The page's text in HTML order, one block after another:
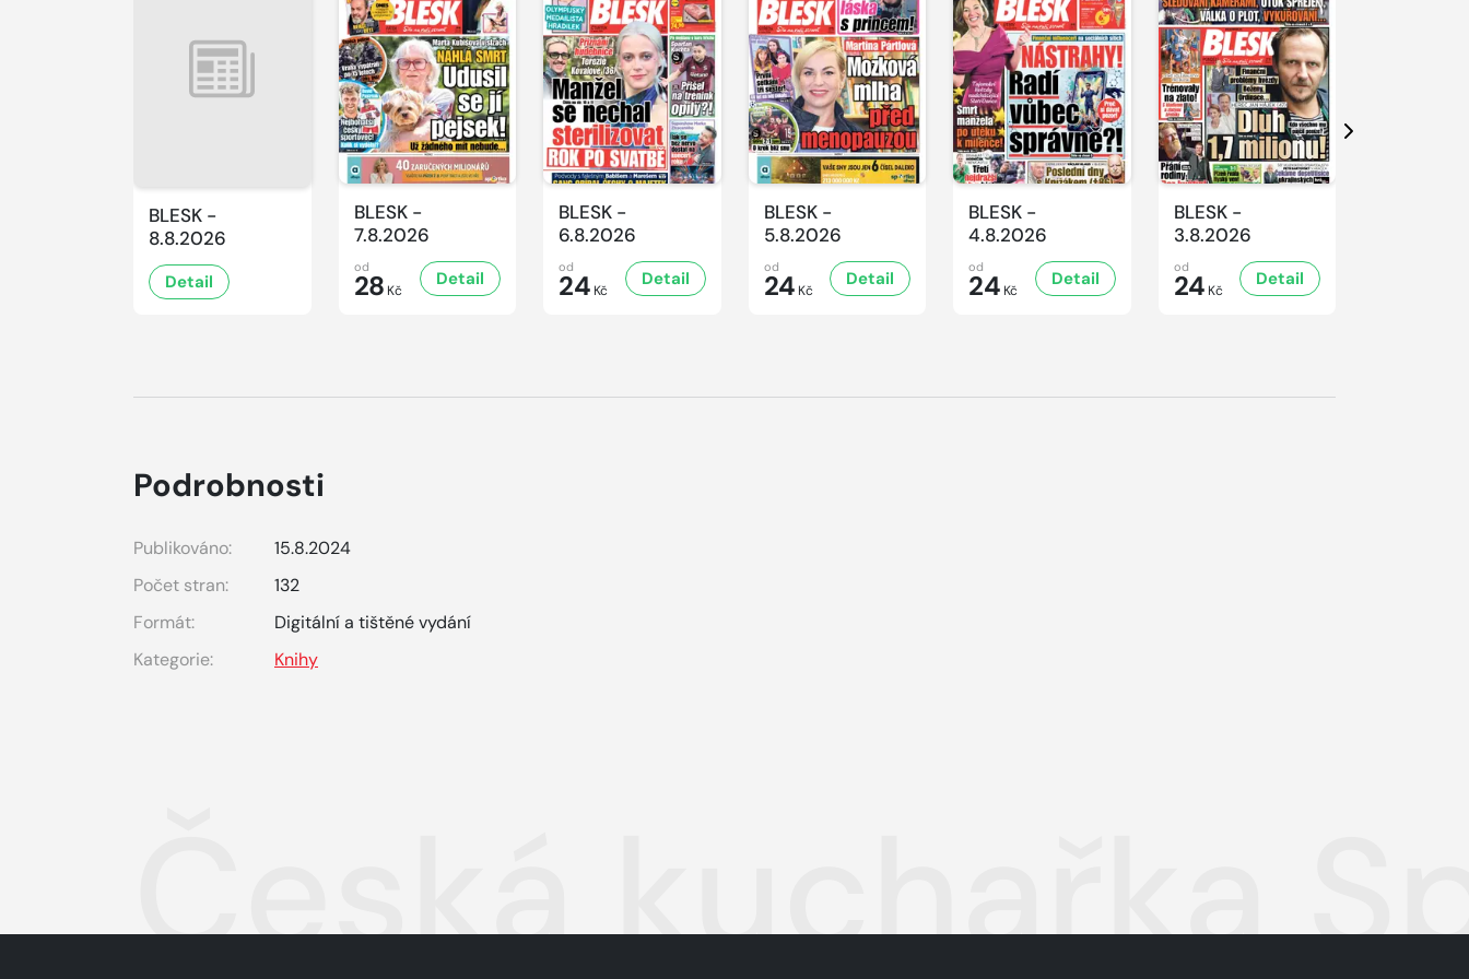
BLESK -
8.8.2026
Detail
BLESK -
7.8.2026
od
28 Kč
Detail
BLESK -
6.8.2026
od
24 Kč
Detail
BLESK -
5.8.2026
od
24 Kč
Detail
BLESK -
4.8.2026
od
24 Kč
Detail
BLESK -
3.8.2026
od
24 Kč
Detail
Další
Podrobnosti
Publikováno:
15.8.2024
Počet stran:
132
Formát:
Digitální a tištěné vydání
Kategorie:
Knihy
Česká kuchařka